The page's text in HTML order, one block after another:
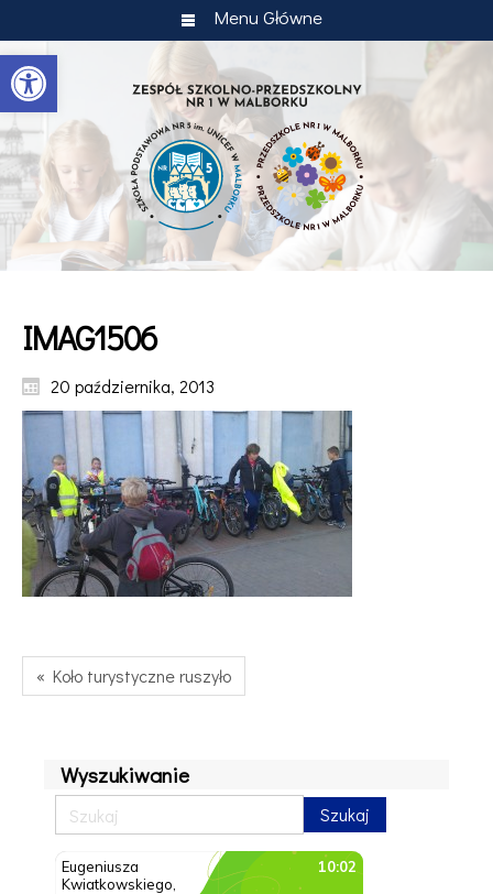
Otwórz pasek narzędzi
Menu Główne
IMAG1506
20 października, 2013
« Koło turystyczne ruszyło
Wyszukiwanie